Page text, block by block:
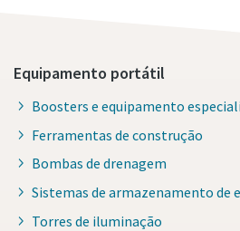
Equipamento portátil
Boosters e equipamento
Ferramentas de construção
Bombas de drenagem
Sistemas de armazenamento de
Torres de iluminação